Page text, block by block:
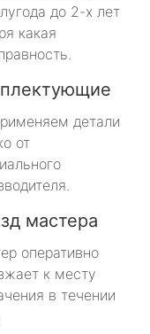
до 2-х лет
какая
детали
от
мастера
оперативно
к месту
в течении